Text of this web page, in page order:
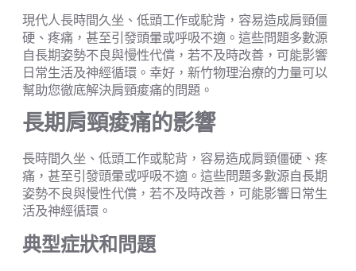
現代人長時間久坐、低頭工作或駝背，容易造成肩頸僵
硬、疼痛，甚至引發頭暈或呼吸不適。這些問題多數源
自長期姿勢不良與慢性代償，若不及時改善，可能影響
日常生活及神經循環。幸好，新竹物理治療的力量可以
幫助您徹底解決肩頸痠痛的問題。
長期肩頸痠痛的影響
長時間久坐、低頭工作或駝背，容易造成肩頸僵硬、疼
痛，甚至引發頭暈或呼吸不適。這些問題多數源自長期
姿勢不良與慢性代償，若不及時改善，可能影響日常生
活及神經循環。
典型症狀和問題